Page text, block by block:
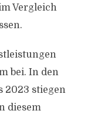
Vergleich
bei. In den
2023 stiegen
diesem